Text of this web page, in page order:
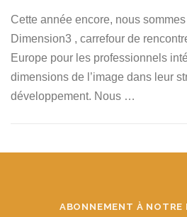
Cette année encore, nous
Dimension3 , carrefour de
Europe pour les professionnels
dimensions de l’image dans leur
développement. Nous …
ABONNEMENT À NOTRE